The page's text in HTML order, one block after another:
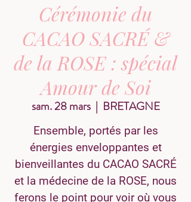
Cérémonie du
CACAO SACRÉ &
de la ROSE : spécial
Amour de Soi
sam. 28 mars
  |
BRETAGNE
Ensemble, portés par les
énergies enveloppantes et
bienveillantes du CACAO SACRÉ
et la médecine de la ROSE, nous
ferons le point pour voir où vous